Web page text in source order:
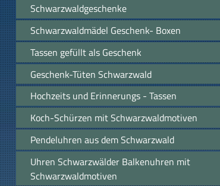
Schwarzwaldgeschenke
Schwarzwaldmädel Geschenk- Boxen
Tassen gefüllt als Geschenk
Geschenk-Tüten Schwarzwald
Hochzeits und Erinnerungs - Tassen
Koch-Schürzen mit Schwarzwaldmotiven
Pendeluhren aus dem Schwarzwald
Uhren Schwarzwälder Balkenuhren mit
Schwarzwaldmotiven